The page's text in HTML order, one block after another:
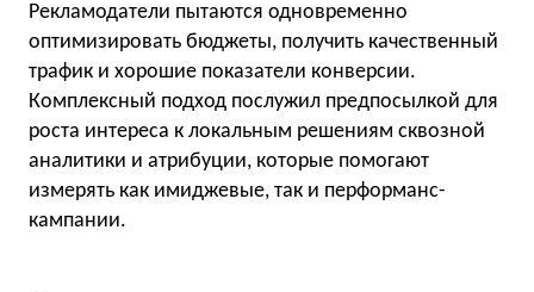
Рекламодатели пытаются одновременно
оптимизировать бюджеты, получить качественный
трафик и хорошие показатели конверсии.
Комплексный подход послужил предпосылкой для
роста интереса к локальным решениям сквозной
аналитики и атрибуции, которые помогают
измерять как имиджевые, так и перформанс-
кампании.